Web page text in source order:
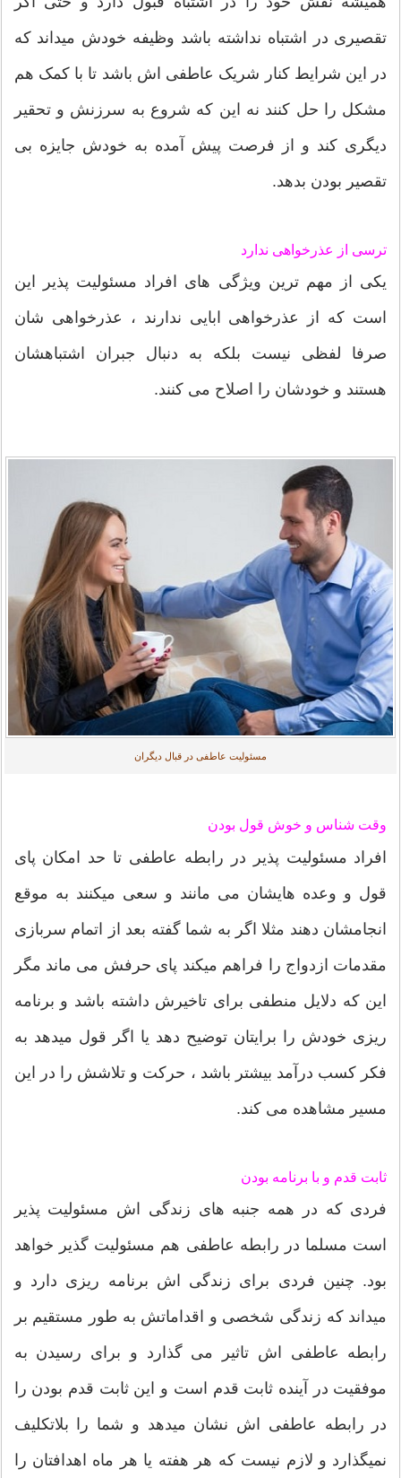
تقصیری در اشتباه نداشته باشد وظیفه خودش میداند که
در این شرایط کنار شریک عاطفی اش باشد تا با کمک هم
مشکل را حل کنند نه این که شروع به سرزنش و تحقیر
دیگری کند و از فرصت پیش آمده به خودش جایزه بی
تقصیر بودن بدهد.
ترسی از عذرخواهی ندارد
یکی از مهم ترین ویژگی های افراد مسئولیت پذیر این
است که از عذرخواهی ابایی ندارند ، عذرخواهی شان
صرفا لفظی نیست بلکه به دنبال جبران اشتباهشان
هستند و خودشان را اصلاح می کنند.
مسئولیت عاطفی در قبال دیگران
وقت شناس و خوش قول بودن
افراد مسئولیت پذیر در رابطه عاطفی تا حد امکان پای
قول و وعده هایشان می مانند و سعی میکنند به موقع
انجامشان دهند مثلا اگر به شما گفته بعد از اتمام سربازی
مقدمات ازدواج را فراهم میکند پای حرفش می ماند مگر
این که دلایل منطفی برای تاخیرش داشته باشد و برنامه
ریزی خودش را برایتان توضیح دهد یا اگر قول میدهد به
فکر کسب درآمد بیشتر باشد ، حرکت و تلاشش را در این
مسیر مشاهده می کند.
ثابت قدم و با برنامه بودن
فردی که در همه جنبه های زندگی اش مسئولیت پذیر
است مسلما در رابطه عاطفی هم مسئولیت گذیر خواهد
بود. چنین فردی برای زندگی اش برنامه ریزی دارد و
میداند که زندگی شخصی و اقداماتش به طور مستقیم بر
رابطه عاطفی اش تاثیر می گذارد و برای رسیدن به
موفقیت در آینده ثابت قدم است و این ثابت قدم بودن را
در رابطه عاطفی اش نشان میدهد و شما را بلاتکلیف
نمیگذارد و لازم نیست که هر هفته یا هر ماه اهدافتان را